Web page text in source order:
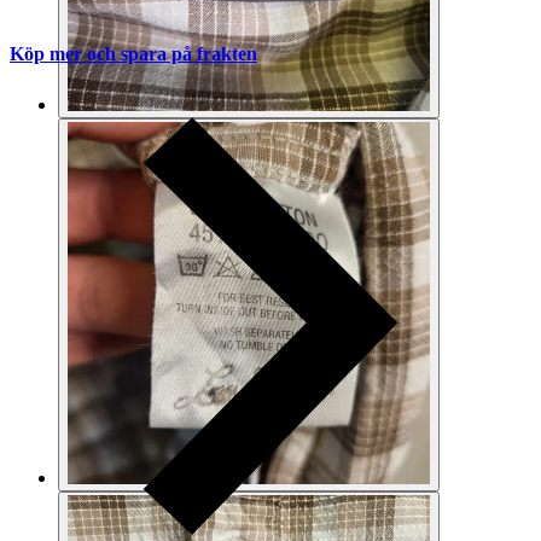
Köp mer och spara på frakten